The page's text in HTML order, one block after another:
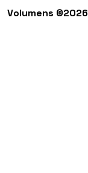
Volumens ©2026